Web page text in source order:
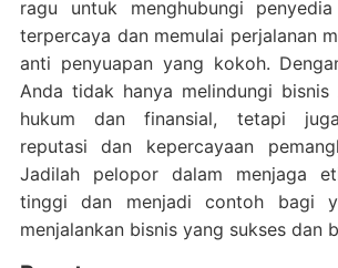
ragu untuk menghubungi
terpercaya dan memulai perjalanan
anti penyuapan yang kokoh.
Anda tidak hanya melindungi
hukum dan finansial, tetapi
reputasi dan kepercayaan
Jadilah pelopor dalam menjaga
tinggi dan menjadi contoh bagi
menjalankan bisnis yang sukses dan